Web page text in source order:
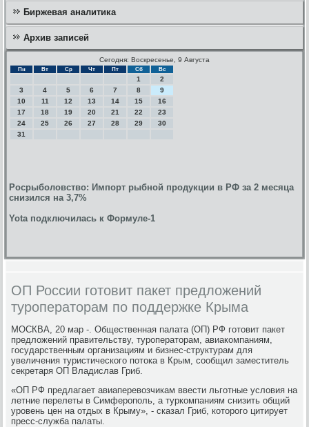
Биржевая аналитика
Архив записей
Сегодня: Воскресенье, 9 Августа
Пн Вт Ср Чт Пт Сб Вс
1
2
3
4 5 6 7 8
9
10
11 12 13 14 15
16
17
18 19 20 21 22
23
24
25 26 27 28 29
30
31
Росрыболовство: Импорт рыбной продукции в РФ за 2 месяца
снизился на 3,7%
Yota подключилась к Формуле-1
ОП России готовит пакет предложений
туроператорам по поддержке Крыма
МОСКВА, 20 мар -. Общественная палата (ОП) РФ готовит пакет
предложений правительству, туроператорам, авиакомпаниям,
государственным организациям и бизнес-структурам для
увеличения туристического потока в Крым, сообщил заместитель
секретаря ОП Владислав Гриб.
«ОП РФ предлагает авиаперевозчикам ввести льготные условия на
летние перелеты в Симферополь, а туркомпаниям снизить общий
уровень цен на отдых в Крыму», - сказал Гриб, которого цитирует
пресс-служба палаты.